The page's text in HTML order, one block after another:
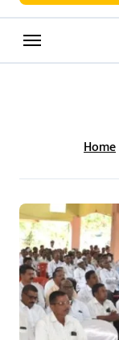
Home